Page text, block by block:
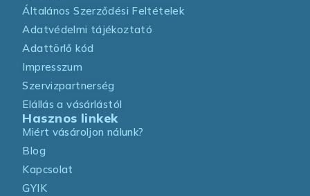
Általános Szerződési Feltételek
Adatvédelmi tájékoztató
Adattörlő kód
Impresszum
Szervizpartnerség
Elállás a vásárlástól
Hasznos linkek
Miért vásároljon nálunk?
Blog
Kapcsolat
GYIK